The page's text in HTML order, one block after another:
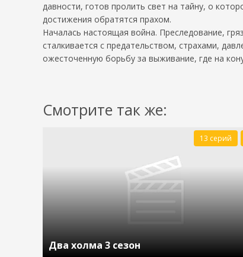
давности, готов пролить свет на тайну, о
достижения обратятся прахом.
Началась настоящая война. Преследование,
сталкивается с предательством, страхами,
ожесточенную борьбу за выживание, где на
Смотрите так же:
Два холма 3 сезон
13 серий